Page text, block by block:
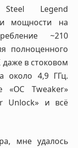
Legend
мощности на
~210
полноценного
в стоковом
около 4,9 ГГц.
«OC Tweaker»
Unlock» и всё
мне удалось